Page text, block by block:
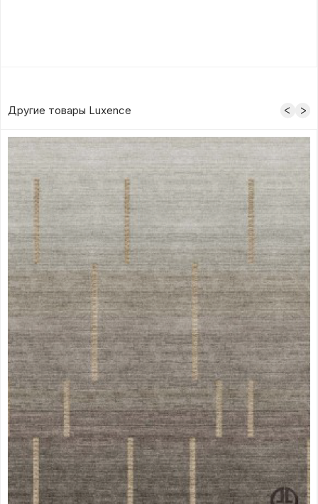
Другие товары Luxence